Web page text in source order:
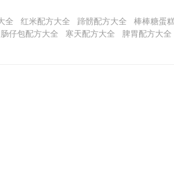
全 红米配方大全 蹄髈配方大全
棒棒糖蛋
肠仔包配方大全 寒天配方大全 脾胃配方大全